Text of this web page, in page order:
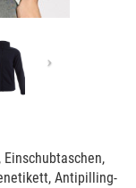
Antipilling-